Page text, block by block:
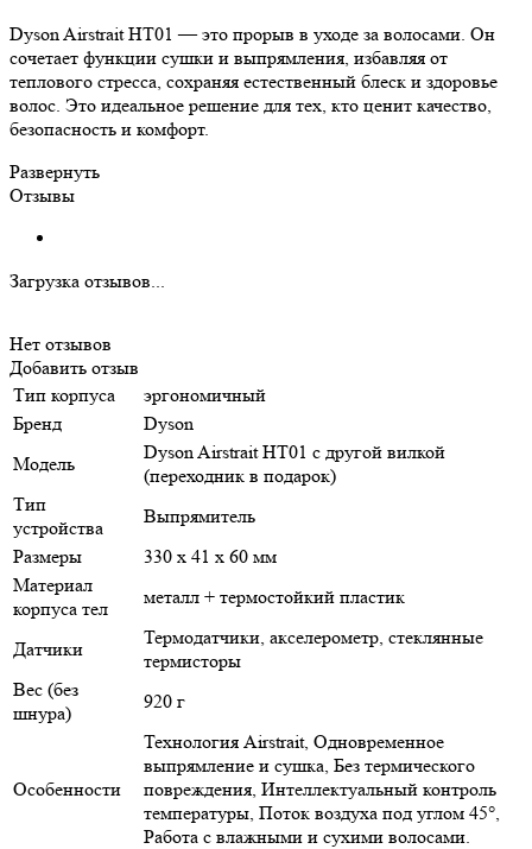
Dyson Airstrait HT01 — это прорыв в уходе за волосами. Он
сочетает функции сушки и выпрямления, избавляя от
теплового стресса, сохраняя естественный блеск и здоровье
волос. Это идеальное решение для тех, кто ценит качество,
безопасность и комфорт.
Развернуть
Отзывы
Загрузка отзывов...
Нет отзывов
Добавить отзыв
Тип корпуса
эргономичный
Бренд
Dyson
Модель
Dyson Airstrait HT01 с другой вилкой
(переходник в подарок)
Тип
устройства
Выпрямитель
Размеры
330 x 41 x 60 мм
Материал
корпуса тел
металл + термостойкий пластик
Датчики
Термодатчики, акселерометр, стеклянные
термисторы
Вес (без
шнура)
920 г
Особенности
Технология Airstrait, Одновременное
выпрямление и сушка, Без термического
повреждения, Интеллектуальный контроль
температуры, Поток воздуха под углом 45°,
Работа с влажными и сухими волосами.